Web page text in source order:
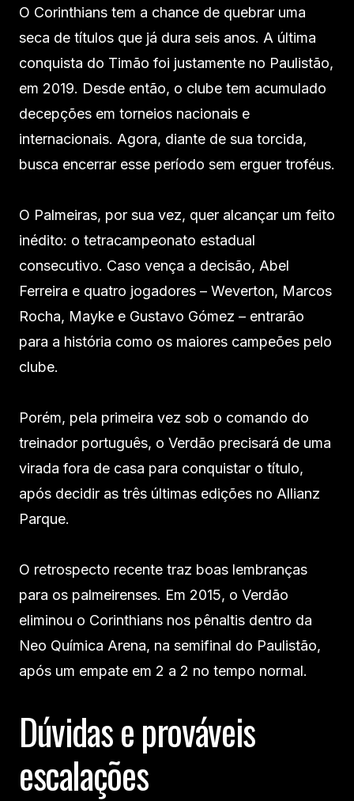
O Corinthians tem a chance de quebrar uma
seca de títulos que já dura seis anos. A última
conquista do Timão foi justamente no Paulistão,
em 2019. Desde então, o clube tem acumulado
decepções em torneios nacionais e
internacionais. Agora, diante de sua torcida,
busca encerrar esse período sem erguer troféus.
O Palmeiras, por sua vez, quer alcançar um feito
inédito: o tetracampeonato estadual
consecutivo. Caso vença a decisão, Abel
Ferreira e quatro jogadores – Weverton, Marcos
Rocha, Mayke e Gustavo Gómez – entrarão
para a história como os maiores campeões pelo
clube.
Porém, pela primeira vez sob o comando do
treinador português, o Verdão precisará de uma
virada fora de casa para conquistar o título,
após decidir as três últimas edições no Allianz
Parque.
O retrospecto recente traz boas lembranças
para os palmeirenses. Em 2015, o Verdão
eliminou o Corinthians nos pênaltis dentro da
Neo Química Arena, na semifinal do Paulistão,
após um empate em 2 a 2 no tempo normal.
Dúvidas e prováveis
escalações